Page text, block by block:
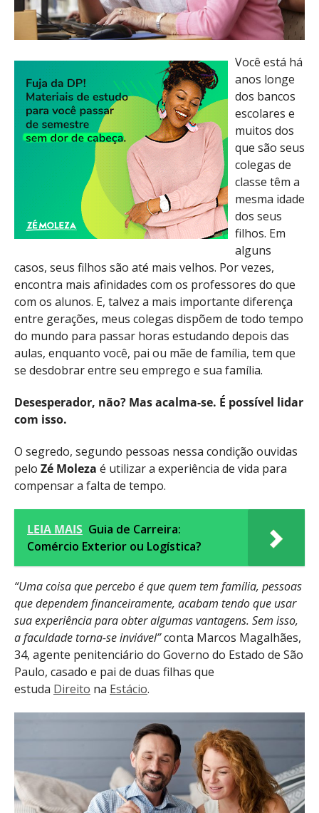
Você está há
anos longe
dos bancos
escolares e
muitos dos
que são seus
colegas de
classe têm a
mesma idade
dos seus
filhos. Em
alguns
casos, seus filhos são até mais velhos. Por vezes,
encontra mais afinidades com os professores do que
com os alunos. E, talvez a mais importante diferença
entre gerações, meus colegas dispõem de todo tempo
do mundo para passar horas estudando depois das
aulas, enquanto você, pai ou mãe de família, tem que
se desdobrar entre seu emprego e sua família.
Desesperador, não? Mas acalma-se. É possível lidar
com isso.
O segredo, segundo pessoas nessa condição ouvidas
pelo Zé Moleza é utilizar a experiência de vida para
compensar a falta de tempo.
LEIA MAIS Guia de Carreira:
Comércio Exterior ou Logística?
“Uma coisa que percebo é que quem tem família, pessoas
que dependem financeiramente, acabam tendo que usar
sua experiência para obter algumas vantagens. Sem isso,
a faculdade torna-se inviável”conta Marcos Magalhães,
34, agente penitenciário do Governo do Estado de São
Paulo, casado e pai de duas filhas que
estuda Direito na Estácio.